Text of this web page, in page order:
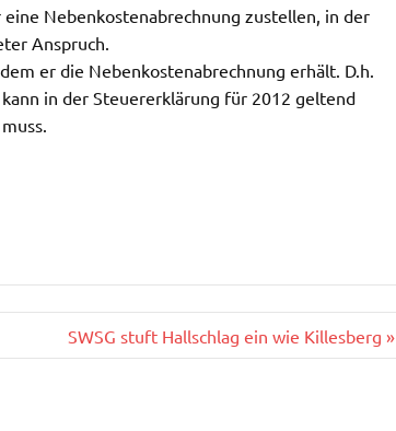
Nebenkostenabrechnung zustellen, in der
Anspruch.
er die Nebenkostenabrechnung erhält. D.h.
in der Steuererklärung für 2012 geltend
SWSG stuft Hallschlag ein wie Killesberg »